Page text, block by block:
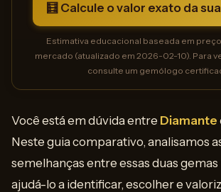
🧮 Calcule o valor exato da
Estimativa educacional baseada em
mercado (atualizado em 2026-02-10). Para
consulte um gemólogo
Você está em dúvida entre Diamante
Neste guia comparativo, analisamos
semelhanças entre essas duas
ajudá-lo a identificar, escolher e